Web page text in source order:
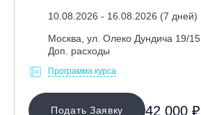
10.08.2026 - 16.08.2026 (7 дней)
Москва, ул. Олеко Дундича 19/15
Доп. расходы
Программа курса
Подать Заявку 42 000 ₽